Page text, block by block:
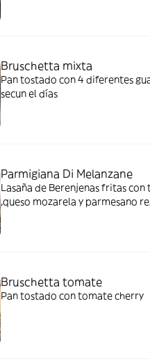
Bruschetta mixta
Pan tostado con 4 diferentes
secun el días
Parmigiana Di Melanzane
Lasaña de Berenjenas fritas
,queso mozarela y parmesano
Bruschetta tomate
Pan tostado con tomate cherry